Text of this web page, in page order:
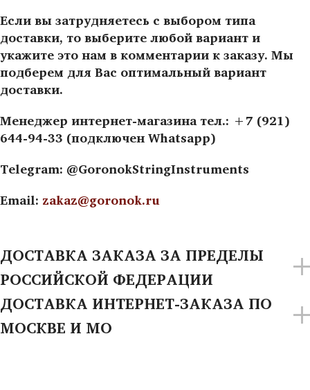
Если вы затрудняетесь с выбором типа
доставки, то выберите любой вариант и
укажите это нам в комментарии к заказу. Мы
подберем для Вас оптимальный вариант
доставки.
Менеджер интернет-магазина тел.: +7 (921)
644-94-33 (подключен Whatsapp)
Telegram: @GoronokStringInstruments
Email: zakaz@goronok.ru
ДОСТАВКА ЗАКАЗА ЗА ПРЕДЕЛЫ
РОССИЙСКОЙ ФЕДЕРАЦИИ
ДОСТАВКА ИНТЕРНЕТ-ЗАКАЗА ПО
МОСКВЕ И МО